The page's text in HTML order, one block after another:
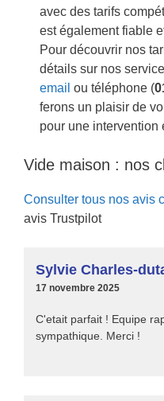
avec des tarifs
est également fiable
Pour découvrir nos
détails sur nos
email ou téléphone (
ferons un plaisir de
pour une intervention
Vide maison : nos
Consulter tous nos avis
avis Trustpilot
Sylvie Charles-
17 novembre 2025
C'etait parfait ! Equipe
sympathique. Merci !